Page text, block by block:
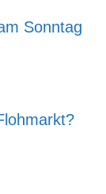
Sonntag